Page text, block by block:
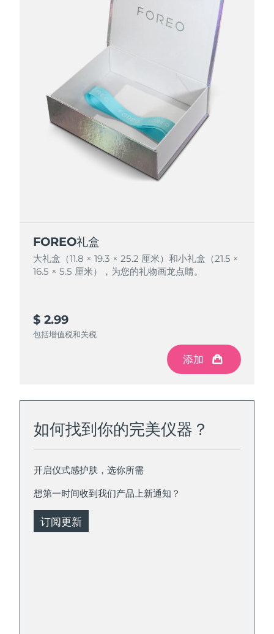
FOREO礼盒
大礼盒（11.8 × 19.3 × 25.2 厘米）和小礼盒（21.5 ×
16.5 × 5.5 厘米），为您的礼物画龙点睛。
$ 2.99
包括增值税和关税
添加
FOREO礼盒
大礼盒（11.8 × 19.3 × 25.2 厘米）和小礼盒（21.5 ×
16.5 × 5.5 厘米），为您的礼物画龙点睛。
$ 4.99
包括增值税和关税
添加
如何找到你的完美仪器？
开启仪式感护肤，选你所需
想第一时间收到我们产品上新通知？
订阅更新